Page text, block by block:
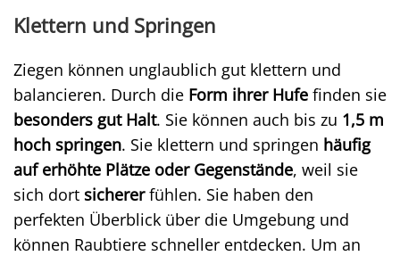
Klettern und Springen
Ziegen können unglaublich gut klettern und
balancieren. Durch die Form ihrer Hufe finden sie
besonders gut Halt. Sie können auch bis zu 1,5 m
hoch springen. Sie klettern und springen häufig
auf erhöhte Plätze oder Gegenstände, weil sie
sich dort sichererfühlen. Sie haben den
perfekten Überblick über die Umgebung und
können Raubtiere schneller entdecken. Um an